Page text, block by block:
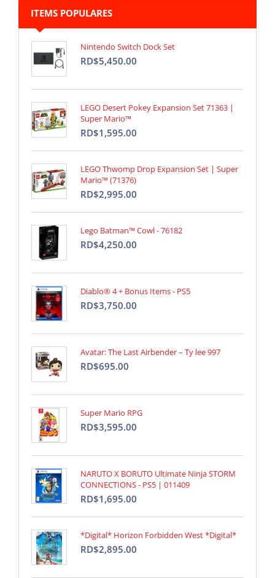
ITEMS POPULARES
Nintendo Switch Dock Set
RD$5,450.00
LEGO Desert Pokey Expansion Set 71363 |
Super Mario™
RD$1,595.00
LEGO Thwomp Drop Expansion Set | Super
Mario™ (71376)
RD$2,995.00
Lego Batman™ Cowl - 76182
RD$4,250.00
Diablo® 4 + Bonus Items - PS5
RD$3,750.00
Avatar: The Last Airbender – Ty lee 997
RD$695.00
Super Mario RPG
RD$3,595.00
NARUTO X BORUTO Ultimate Ninja STORM
CONNECTIONS - PS5 | 011409
RD$1,695.00
*Digital* Horizon Forbidden West *Digital*
RD$2,895.00